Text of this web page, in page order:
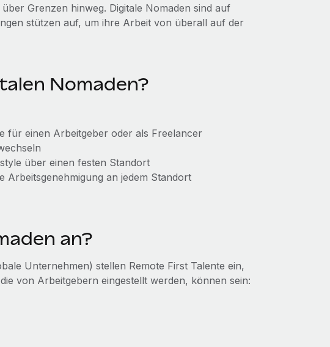
Grenzen hinweg. Digitale Nomaden sind auf
stützen auf, um ihre Arbeit von überall auf der
Nomaden?
für einen Arbeitgeber oder als Freelancer
über einen festen Standort
Arbeitsgenehmigung an jedem Standort
an?
Unternehmen) stellen Remote First Talente ein,
von Arbeitgebern eingestellt werden, können sein: